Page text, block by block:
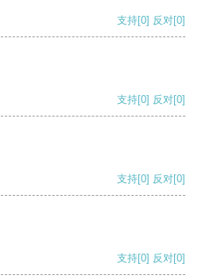
支持[0] 反对[0]
支持[0] 反对[0]
支持[0] 反对[0]
支持[0] 反对[0]